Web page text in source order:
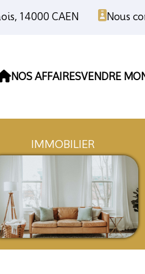
14000 CAEN Nous
NOS AFFAIRESVENDRE